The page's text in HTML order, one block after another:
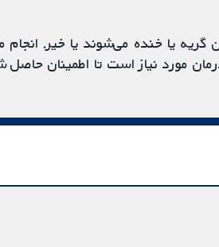
یا خنده می‌شوند یا خیر. انجام
مورد نیاز است تا اطمینان